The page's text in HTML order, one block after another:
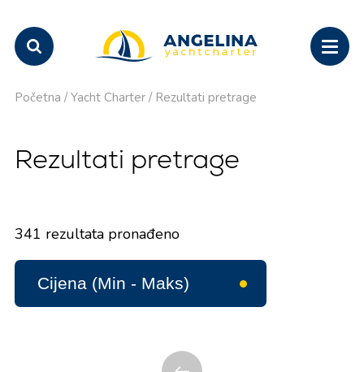
Početna / Yacht Charter / Rezultati pretrage
Rezultati pretrage
341 rezultata pronađeno